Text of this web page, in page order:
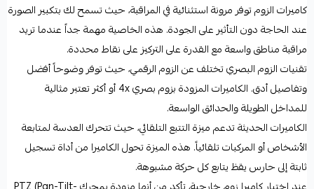
كاميرات الزوم توفر مرونة استثنائية في المراقبة، حيث تسمح لك بتكبير الصورة
عند الحاجة دون التأثير على الجودة. هذه الخاصية مهمة جداً عندما تريد
مراقبة مناطق واسعة مع القدرة على التركيز على نقاط محددة.
تقنيات الزوم البصري تختلف عن الزوم الرقمي، حيث توفر وضوحاً أفضل
وتفاصيل أدق. الكاميرات المزودة بزوم بصري 4x أو أكثر تعتبر مثالية
للمداخل الطويلة والحدائق الواسعة.
الكاميرات الحديثة تدعم ميزة التتبع التلقائي، حيث تتحرك العدسة لمتابعة
الأشخاص أو المركبات تلقائياً. هذه الميزة تحول الكاميرا من أداة تسجيل
ثابتة إلى حارس يقظ يتابع كل حركة مشبوهة.